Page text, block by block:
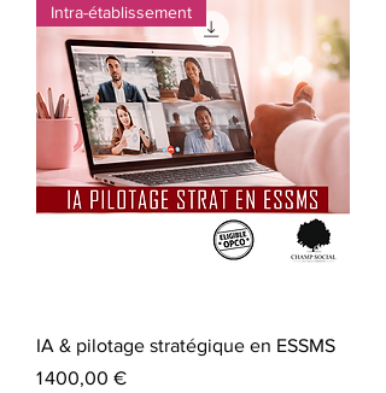
Intra-établissement
IA & pilotage stratégique en ESSMS
Prix
1 400,00 €